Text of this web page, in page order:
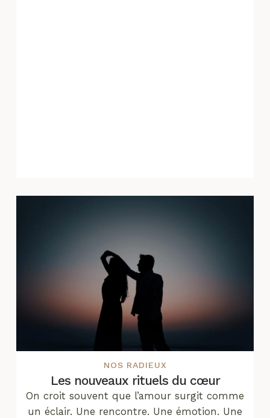
NOS RADIEUX
Les nouveaux rituels du cœur
On croit souvent que l’amour surgit comme
un éclair. Une rencontre. Une émotion. Une